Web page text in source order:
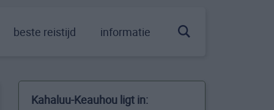
beste reistijd informatie
Kahaluu-Keauhou ligt in: